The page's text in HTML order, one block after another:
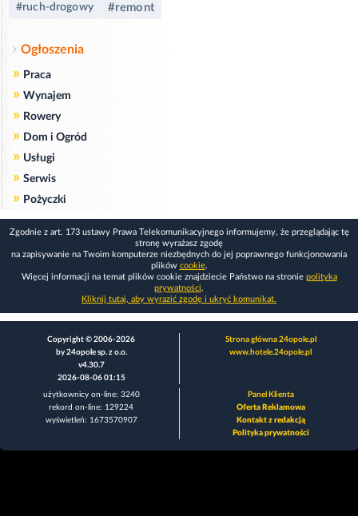
#ruch-drogowy #remont
Ogłoszenia
» Praca
» Wynajem
» Rowery
» Dom i Ogród
» Usługi
» Serwis
» Pożyczki
Zgodnie z art. 173 ustawy Prawa Telekomunikacyjnego informujemy, że przeglądając tę
stronę wyrażasz zgodę
na zapisywanie na Twoim komputerze niezbędnych do jej poprawnego funkcjonowania
plików cookie.
Więcej informacji na temat plików cookie znajdziecie Państwo na stronie polityka
prywatności.
Kliknij tutaj, aby wyrazić zgodę i ukryć komunikat.
Copyright © 2006-2026
by 24opole sp. z o.o.
v4.30.7
2026-08-06 01:15
Strona główna 24opole.pl
www.hotele.24opole.pl
użytkownicy on-line: 3240
rekord on-line: 129224
wyświetleń: 1673570907
Panel Klienta
Oferta Reklamowa
Kontakt z redakcją
Polityka prywatności